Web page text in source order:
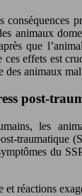
conséquences
animaux
que
ces effets est
des animaux
post-
les
traumatique
du
réactions